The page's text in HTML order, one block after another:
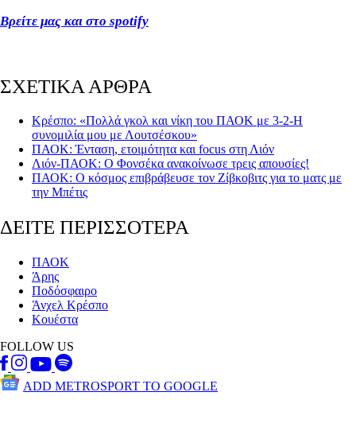
Βρείτε μας και στο spotify
ΣΧΕΤΙΚΑ ΑΡΘΡΑ
Κρέσπο: «Πολλά γκολ και νίκη του ΠΑΟΚ με 3-2-Η
συνομιλία μου με Λουτσέσκου»
ΠΑΟΚ: Ένταση, ετοιμότητα και focus στη Λιόν
Λιόν-ΠΑΟΚ: Ο Φονσέκα ανακοίνωσε τρεις απουσίες!
ΠΑΟΚ: Ο κόσμος επιβράβευσε τον Ζίβκοβιτς για το ματς με
την Μπέτις
ΔΕΙΤΕ ΠΕΡΙΣΣΟΤΕΡΑ
ΠΑΟΚ
Άρης
Ποδόσφαιρο
Άνχελ Κρέσπο
Κουέστα
FOLLOW US
ADD METROSPORT TO GOOGLE